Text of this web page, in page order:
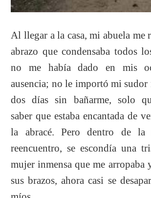
Al llegar a la casa, mi abuela me
abrazo que condensaba todos
no me había dado en mis
ausencia; no le importó mi
dos días sin bañarme, solo
saber que estaba encantada de
la abracé. Pero dentro de la
reencuentro, se escondía una
mujer inmensa que me arropaba
sus brazos, ahora casi se